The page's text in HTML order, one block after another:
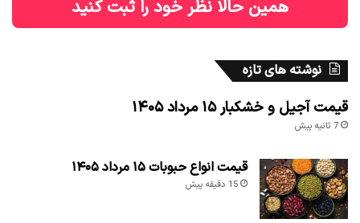
همین حالا نظر خود را ثبت کنید
نوشته های تازه
قیمت آجیل و خشکبار ۱۵ مرداد ۱۴۰۵
7 ثانیه پیش
قیمت انواع حبوبات ۱۵ مرداد ۱۴۰۵
15 دقیقه پیش